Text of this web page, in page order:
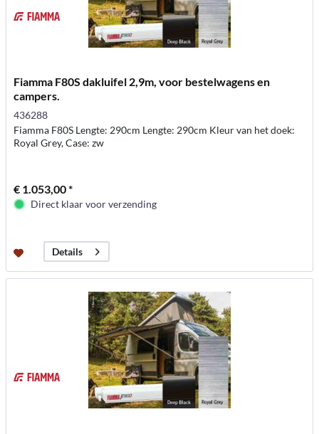
Fiamma F80S dakluifel 2,9m, voor bestelwagens en
campers.
436288
Fiamma F80S Lengte: 290cm Lengte: 290cm Kleur van het doek:
Royal Grey, Case: zw
€ 1.053,00 *
Direct klaar voor verzending
Details